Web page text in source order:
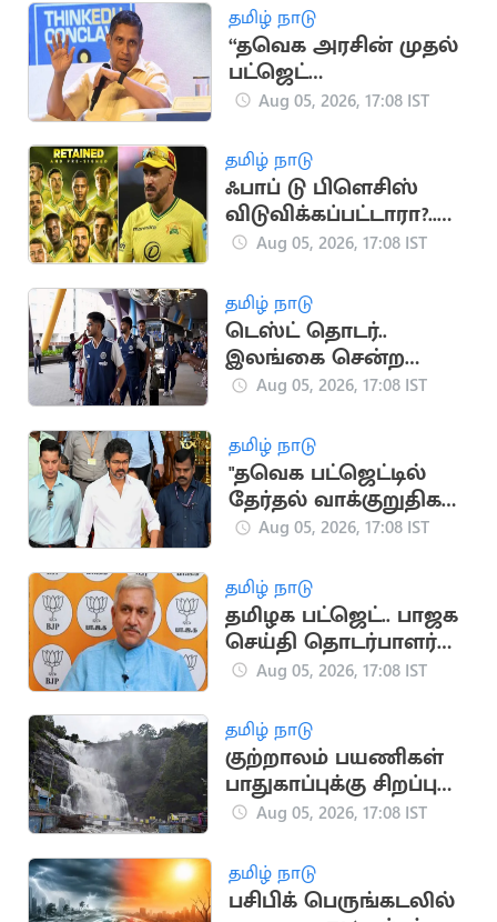
தமிழ் நாடு
“தவெக அரசின் முதல்
பட்ஜெட்
யதார்த்தமானது”..
கருத்து
Aug 05, 2026, 17:08 IST
தமிழ் நாடு
ஃபாப் டு பிளெசிஸ்
விடுவிக்கப்பட்டாரா?..
ஜோபர்க் சூப்பர் கிங்ஸ்
Aug 05, 2026, 17:08 IST
தமிழ் நாடு
டெஸ்ட் தொடர்..
இலங்கை சென்ற
இந்திய கிரிக்கெட்
Aug 05, 2026, 17:08 IST
தமிழ் நாடு
"தவெக பட்ஜெட்டில்
தேர்தல் வாக்குறுதிகள்
இடம்பெறவில்லை"..
Aug 05, 2026, 17:08 IST
தமிழ் நாடு
தமிழக பட்ஜெட்.. பாஜக
செய்தி தொடர்பாளர்
விமர்சனம்
Aug 05, 2026, 17:08 IST
தமிழ் நாடு
குற்றாலம் பயணிகள்
பாதுகாப்புக்கு சிறப்பு
கண்காணிப்பு குழு
Aug 05, 2026, 17:08 IST
தமிழ் நாடு
பசிபிக் பெருங்கடலில்